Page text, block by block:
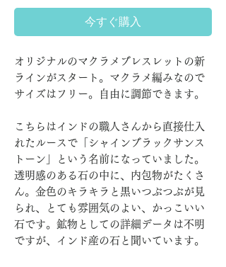
今すぐ購入
オリジナルのマクラメブレスレットの新
ラインがスタート。マクラメ編みなので
サイズはフリー。自由に調節できます。
こちらはインドの職人さんから直接仕入
れたルースで「シャインブラックサンス
トーン」という名前になっていました。
透明感のある石の中に、内包物がたくさ
ん。金色のキラキラと黒いつぶつぶが見
られ、とても雰囲気のよい、かっこいい
石です。鉱物としての詳細データは不明
ですが、インド産の石と聞いています。